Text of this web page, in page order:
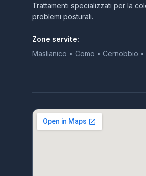
Trattamenti specializzati per la
problemi posturali.
Zone servite:
Maslianico • Como • Cernobbio •